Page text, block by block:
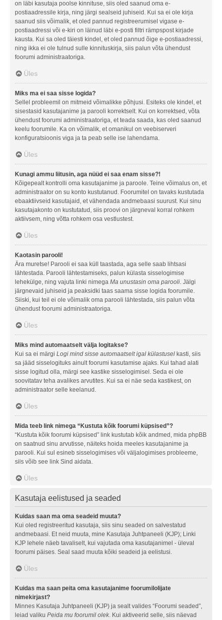
on läbi kasutaja poolse kinnituse, siis oled saanud oma e-
postiaadressile kirja, ning järgi sealseid juhiseid. Kui sa ei ole kirja
saanud siis võimalik, et oled pannud registreerumisel vigase e-
postiaadressi või e-kiri on läinud läbi e-posti filtri rämpspost kirjade
kausta. Kui sa oled täiesti kindel, et oled pannud õige e-postiaadressi,
ning ikka ei ole tulnud sulle kinnituskirja, siis palun võta ühendust
foorumi administraatoriga.
Üles
Miks ma ei saa sisse logida?
Sellel probleemil on mitmeid võimalikke põhjusi. Esiteks ole kindel, et
sisestasid kasutajanime ja parooli korrektselt. Kui on korrektsed, võta
ühendust foorumi administraatoriga, et teada saada, kas oled saanud
keelu foorumile. Ka on võimalik, et omanikul on veebiserveri
konfiguratsioonis viga ja ta peab selle ise lahendama.
Üles
Kunagi ammu liitusin, aga nüüd ei saa enam sisse?!
Kõigepealt kontrolli oma kasutajanime ja paroole. Teine võimalus on, et
administraator on su konto kustutanud. Foorumitel on tavaks kustutada
ebaaktiivseid kasutajaid, et vähendada andmebaasi suurust. Kui sinu
kasutajakonto on kustutatud, siis proovi on järgneval korral rohkem
aktiivsem, ning võtta rohkem osa vestlustest.
Üles
Kaotasin parooli!
Ära muretse! Parooli ei saa küll taastada, aga selle saab lihtsasi
lähtestada. Parooli lähtestamiseks, palun külasta sisselogimise
lehekülge, ning vajuta linki nimega Ma unustasin oma parooli. Jälgi
järgnevaid juhiseid ja peaksidki taas saama sisse logida foorumile.
Siiski, kui teil ei ole võimalik oma parooli lähtestada, siis palun võta
ühendust foorumi administraatoriga.
Üles
Miks mind automaatselt välja logitakse?
Kui sa ei märgi Logi mind sisse automaatselt igal külastusel kasti, siis
sa jääd sisselogituks ainult foorumi kasutamise ajaks. Kui tahad alati
sisse logitud olla, märgi see kastike sisselogimisel. Seda ei ole
soovitatav teha avalikes arvutites. Kui sa ei näe seda kastikest, on
administraator selle keelanud.
Üles
Mida teeb link nimega “Kustuta kõik foorumi küpsised”?
“Kustuta kõik foorumi küpsised” link kustutab kõik andmed, mida phpBB
on saatnud sinu arvutisse, näiteks hoida meeles kasutajanime ja
parooli. Kui sul esineb sisselogimises või väljalogimises probleeme,
siis võib see link Sind aidata.
Üles
Kasutaja eelistused ja seaded
Kuidas saan ma oma seadeid muuta?
Kui oled registreeritud kasutaja, siis sinu seaded on salvestatud
andmebaasi. Et neid muuta, mine Kasutaja Juhtpaneeli (KJP); Linki
KJP lehele näeb tavaliselt, kui vajutada oma kasutajanimel - üleval
foorumi päises. Seal saad muuta kõiki seadeid ja eelistusi.
Üles
Kuidas ma saan peita oma kasutajanime foorumilolijate
nimekirjast?
Minnes Kasutaja Juhtpaneeli (KJP) ja sealt valides “Foorumi seaded”,
leiad valiku Peida mu foorumil olek. Kui aktiveerid selle, siis näevad